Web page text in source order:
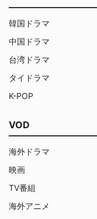
韓国ドラマ
中国ドラマ
台湾ドラマ
タイドラマ
K-POP
VOD
海外ドラマ
映画
TV番組
海外アニメ